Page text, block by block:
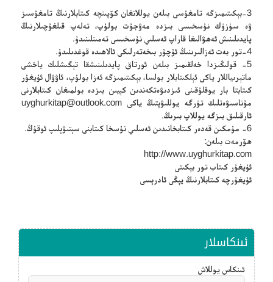
3-بېكىتىمىزگە تامغۇسى بىلەن يوللانغان كۆپىنچە كىتابلارنىڭ تامغۇسىز
ۋە سۈزۈك نۇسخىسى بىزدە مەۋجۇت بولۇپ، تەلەپ قىلغۇچىلارنىڭ
پايدىلىنىش ئەھۋالىغا قاراپ ئەسلىي نۇسخىسى تەمىنلىنىدۇ.
4-تور بەت ئەزالىرىنىڭ ئۇچۇر بىخەتەرلىكى ئالاھىدە قوغدىلىدۇ.
5- قولىڭىزدا خەلقىمىز بىلەن ئورتاق پايدىلىنىشقا تېگىشلىك ياخشى
ماتېرىياللار ياكى ئېلكىتابلار بولسا، بېكىتىمىزگە ئەزا بولۇپ، ئاۋۋال ئۇيغۇر
كىتابتا بار يوقلۇقىنى ئىزدىۋەتكەندىن كېيىن بىزدە بولمىغان كىتابلارنى
مۇناسىۋەتلىك تۈرگە يوللىۋېتىڭ ياكى uyghurkitap@outlook.com
ئارقىلىق بىزگە يوللاپ بىرىڭ.
6- مۇمكىن قەدەر كىتابخانىدىن ئەسلىي نۇسخا كىتابنى سېتىۋېلىپ ئوقۇڭ.
ھۆرمەت بىلەن:
http://www.uyghurkitap.com
ئۇيغۇر كىتاب تور بېكىتى
ئۇيغۇرچە كىتابلارنىڭ يېڭى ئادرېسى
ئىنكاسلار
ئىنكاس يوللاش